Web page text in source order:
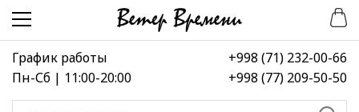
Перейти
навигации
Перейти
содержимому
График работы
Пн-Сб | 11:00-20:00
+998 (71) 232-00-66
+998 (77) 209-50-50